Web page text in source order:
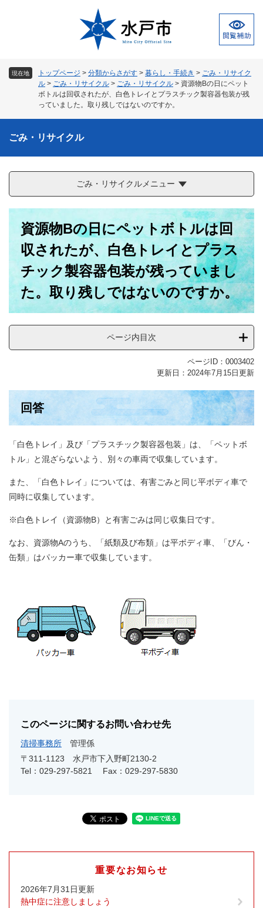
本
現在地 トップページ > 分類からさがす > 暮らし・手続き > ごみ・リサイク
ル > ごみ・リサイクル > ごみ・リサイクル > 資源物Bの日にペット
ボトルは回収されたが、白色トレイとプラスチック製容器包装が残
っていました。取り残しではないのですか。
ごみ・リサイクル
ごみ・リサイクルメニュー
資源物Bの日にペットボトルは回
収されたが、白色トレイとプラス
チック製容器包装が残っていまし
た。取り残しではないのですか。
ページ内目次
ページID：0003402
更新日：2024年7月15日更新
回答
「白色トレイ」及び「プラスチック製容器包装」は、「ペットボ
トル」と混ざらないよう、別々の車両で収集しています。
また、「白色トレイ」については、有害ごみと同じ平ボディ車で
同時に収集しています。
※白色トレイ（資源物B）と有害ごみは同じ収集日です。
なお、資源物Aのうち、「紙類及び布類」は平ボディ車、「びん・
缶類」はパッカー車で収集しています。
このページに関するお問い合わせ先
清掃事務所
管理係
〒311-1123
水戸市下入野町2130-2
Tel：029-297-5821
Fax：029-297-5830
重要なお知らせ
2026年7月31日更新
熱中症に注意しましょう